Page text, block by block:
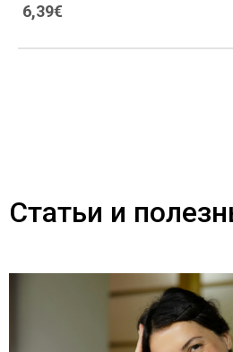
6,39€
Статьи и